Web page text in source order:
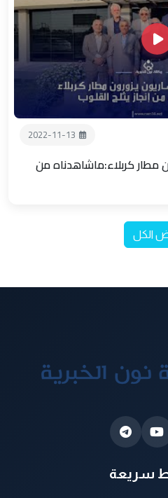
2022-11-13
كربلاء:ماشاهدناه من
الكل
سريعة